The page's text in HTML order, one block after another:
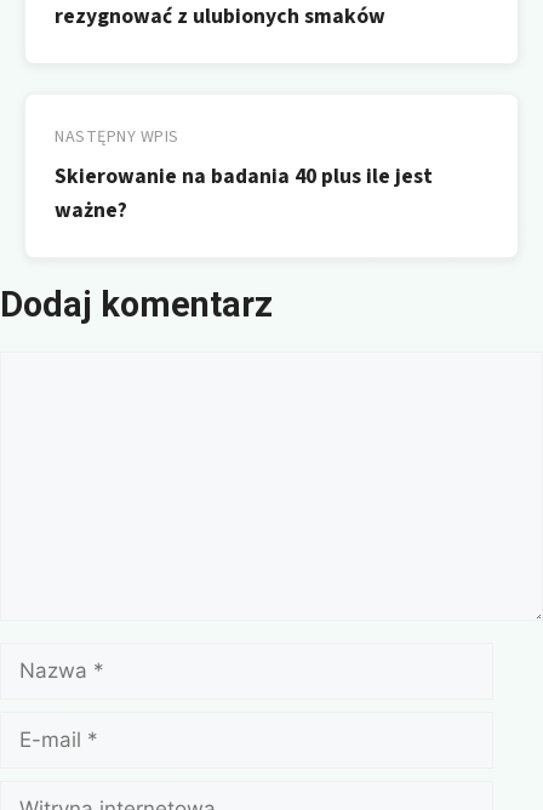
rezygnować z ulubionych smaków
NASTĘPNY WPIS
Skierowanie na badania 40 plus ile jest
ważne?
Dodaj komentarz
Nazwa
mail
Witryna